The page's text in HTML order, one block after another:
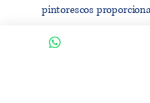
pintorescos